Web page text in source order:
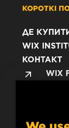
КОРОТКІ
ДЕ
WIX
КОНТАКТ
WIX